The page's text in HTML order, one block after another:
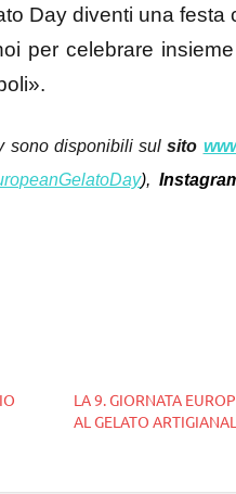
Day diventi una festa
per celebrare insieme
sono disponibili sulsito
),
LA 9. GIORNATA
AL GELATO